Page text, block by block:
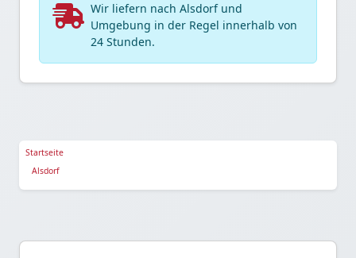
Startseite
Alsdorf
Wir liefern nach Alsdorf und
Umgebung in der Regel innerhalb von
24 Stunden.